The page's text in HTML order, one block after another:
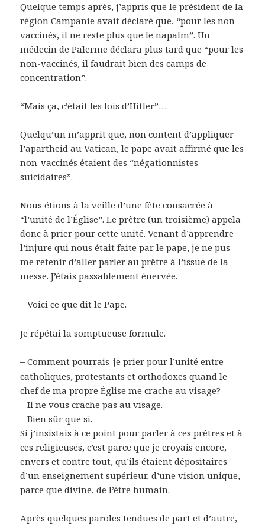
Quelque temps après, j’appris que le président de la
région Campanie avait déclaré que, “pour les non-
vaccinés, il ne reste plus que le napalm”. Un
médecin de Palerme déclara plus tard que “pour les
non-vaccinés, il faudrait bien des camps de
concentration”.
“Mais ça, c’était les lois d’Hitler”…
Quelqu’un m’apprit que, non content d’appliquer
l’apartheid au Vatican, le pape avait affirmé que les
non-vaccinés étaient des “négationnistes
suicidaires”.
Nous étions à la veille d’une fête consacrée à
“l’unité de l’Église”. Le prêtre (un troisième) appela
donc à prier pour cette unité. Venant d’apprendre
l’injure qui nous était faite par le pape, je ne pus
me retenir d’aller parler au prêtre à l’issue de la
messe. J’étais passablement énervée.
–Voici ce que dit le Pape.
Je répétai la somptueuse formule.
–Comment pourrais-je prier pour l’unité entre
catholiques, protestants et orthodoxes quand le
chef de ma propre Église me crache au visage?
– Il ne vous crache pas au visage.
– Bien sûr que si.
Si j’insistais à ce point pour parler à ces prêtres et à
ces religieuses, c’est parce que je croyais encore,
envers et contre tout, qu’ils étaient dépositaires
d’un enseignement supérieur, d’une vision unique,
parce que divine, de l’être humain.
Après quelques paroles tendues de part et d’autre,